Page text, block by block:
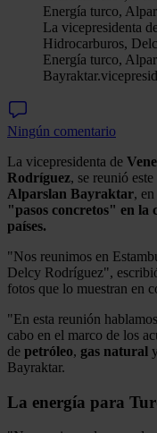
La vicepresidenta
Hidrocarburos,
Energía turco,
Bayraktar.
Ningún comentario
La vicepresidenta de
Rodríguez, se reunió
Alparslan Bayraktar,
"pasos concretos" en la
países.
"Nos reunimos en
Delcy Rodríguez",
fotos que lo muestran en
"En esta reunión
cabo en el marco de los
de petróleo, gas natural
Bayraktar.
La energía para